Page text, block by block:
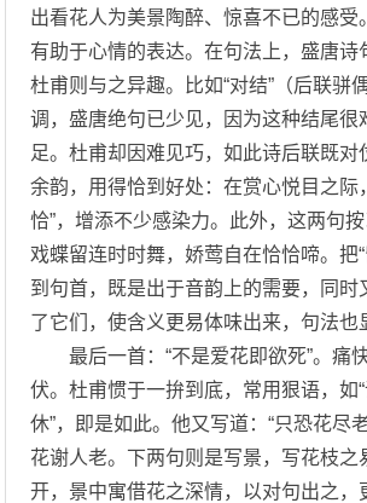
出看花人为美景陶醉、惊喜不已的感受
有助于心情的表达。在句法上，盛唐诗
杜甫则与之异趣。比如“对结”（后联骈
调，盛唐绝句已少见，因为这种结尾很
足。杜甫却因难见巧，如此诗后联既对
余韵，用得恰到好处：在赏心悦目之际
恰”，增添不少感染力。此外，这两句按
戏蝶留连时时舞，娇莺自在恰恰啼。把“
到句首，既是出于音韵上的需要，同时
了它们，使含义更易体味出来，句法也
最后一首：“不是爱花即欲死”。痛
伏。杜甫惯于一拚到底，常用狠语，如
休”，即是如此。他又写道：“只恐花尽
花谢人老。下两句则是写景，写花枝之
开，景中寓借花之深情，以对句出之，